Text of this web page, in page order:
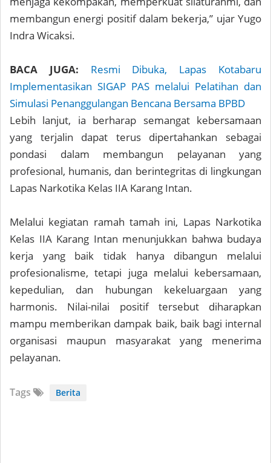
membangun energi positif dalam bekerja,” ujar Yugo
Indra Wicaksi.
BACA JUGA:
Resmi Dibuka, Lapas Kotabaru
Implementasikan SIGAP PAS melalui Pelatihan dan
Simulasi Penanggulangan Bencana Bersama BPBD
Lebih lanjut, ia berharap semangat kebersamaan
yang terjalin dapat terus dipertahankan sebagai
pondasi dalam membangun pelayanan yang
profesional, humanis, dan berintegritas di lingkungan
Lapas Narkotika Kelas IIA Karang Intan.
Melalui kegiatan ramah tamah ini, Lapas Narkotika
Kelas IIA Karang Intan menunjukkan bahwa budaya
kerja yang baik tidak hanya dibangun melalui
profesionalisme, tetapi juga melalui kebersamaan,
kepedulian, dan hubungan kekeluargaan yang
harmonis. Nilai-nilai positif tersebut diharapkan
mampu memberikan dampak baik, baik bagi internal
organisasi maupun masyarakat yang menerima
pelayanan.
Tags Berita